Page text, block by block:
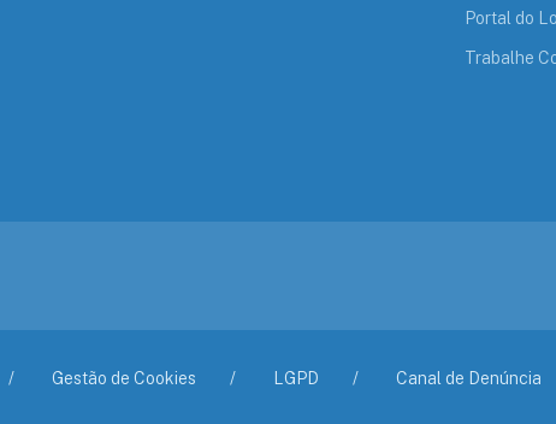
Portal do
Trabalhe
Gestão de Cookies LGPD Canal de Denúncia